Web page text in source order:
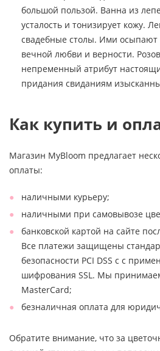
большой пользой. Ванна из
усталость и тонизирует кожу.
свадебные столы. Ими осыпают
вечной любви и верности.
непременный атрибут
придания свиданиям
Как купить и
Магазин MyBloom предлагает
оплаты:
наличными курьеру;
наличными при самовывозе
банковской картой на сайте
Все платежи защищены
безопасности PCI DSS с с
шифрования SSL. Мы
MasterCard;
безналичная оплата для
Обратите внимание, что за